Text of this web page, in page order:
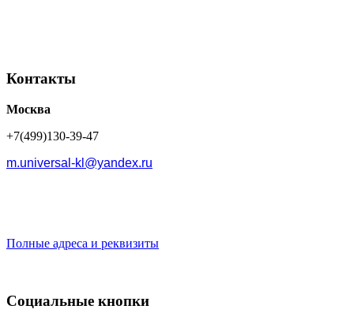
Контакты
Москва
+7(499)130-39-47
m.universal-kl@yandex.ru
Полные адреса и реквизиты
Социальные кнопки